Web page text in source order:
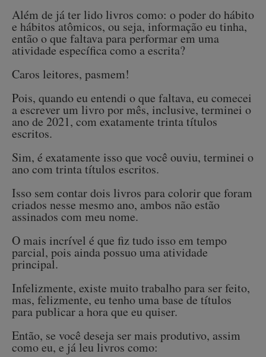
Além de já ter lido livros como: o poder do hábito
e hábitos atômicos, ou seja, informação eu tinha,
então o que faltava para performar em uma
atividade específica como a escrita?
Caros leitores, pasmem!
Pois, quando eu entendi o que faltava, eu comecei
a escrever um livro por mês, inclusive, terminei o
ano de 2021, com exatamente trinta títulos
escritos.
Sim, é exatamente isso que você ouviu, terminei o
ano com trinta títulos escritos.
Isso sem contar dois livros para colorir que foram
criados nesse mesmo ano, ambos não estão
assinados com meu nome.
O mais incrível é que fiz tudo isso em tempo
parcial, pois ainda possuo uma atividade
principal.
Infelizmente, existe muito trabalho para ser feito,
mas, felizmente, eu tenho uma base de títulos
para publicar a hora que eu quiser.
Então, se você deseja ser mais produtivo, assim
como eu, e já leu livros como: